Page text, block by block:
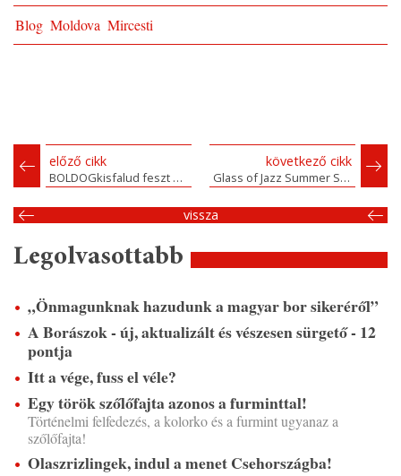
Blog Moldova Mircesti
előző cikk
BOLDOGkisfalud feszt 2025
következő cikk
Glass of Jazz Summer Szeged 2025
vissza
Legolvasottabb
„Önmagunknak hazudunk a magyar bor sikeréről”
A Borászok - új, aktualizált és vészesen sürgető - 12
pontja
Itt a vége, fuss el véle?
Egy török szőlőfajta azonos a furminttal!
Történelmi felfedezés, a kolorko és a furmint ugyanaz a
szőlőfajta!
Olaszrizlingek, indul a menet Csehországba!